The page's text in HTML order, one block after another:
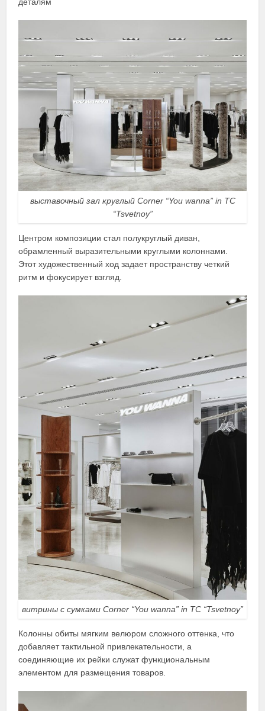
выставочный зал круглый Corner “You wanna” in TC
“Tsvetnoy”
Центром композиции стал полукруглый диван,
обрамленный выразительными круглыми колоннами.
Этот художественный ход задает пространству четкий
ритм и фокусирует взгляд.
витрины с сумками Corner “You wanna” in TC “Tsvetnoy”
Колонны обиты мягким велюром сложного оттенка, что
добавляет тактильной привлекательности, а
соединяющие их рейки служат функциональным
элементом для размещения товаров.